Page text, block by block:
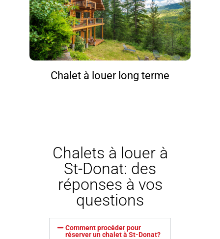
Chalet à louer long terme
Chalets à louer à
St-Donat: des
réponses à vos
questions
Comment procéder pour
réserver un chalet à St-Donat?